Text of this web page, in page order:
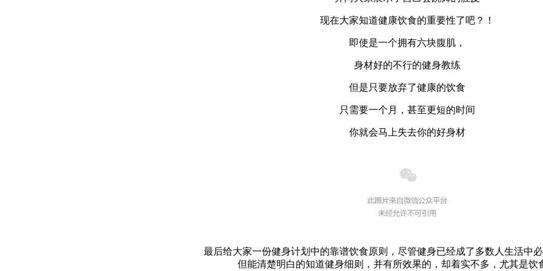
现在大家知道健康饮食的重要性了吧？！
即使是一个拥有六块腹肌，
身材好的不行的健身教练
但是只要放弃了健康的饮食
只需要一个月，甚至更短的时间
你就会马上失去你的好身材
最后给大家一份健身计划中的靠谱饮食原则，尽管健身已经成了多数人生活中必
但能清楚明白的知道健身细则，并有所效果的，却着实不多，尤其是饮